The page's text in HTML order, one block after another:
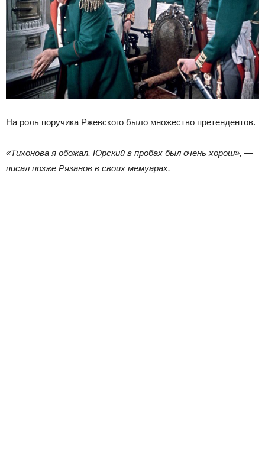
На роль поручика Ржевского было множество претендентов.
«Тихонова я обожал, Юрский в пробах был очень хорош», —
писал позже Рязанов в своих мемуарах.